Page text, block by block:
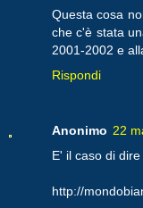
Questa cosa
che c'è stata
2001-2002 e
Rispondi
Anonimo 22
E' il caso di
http://